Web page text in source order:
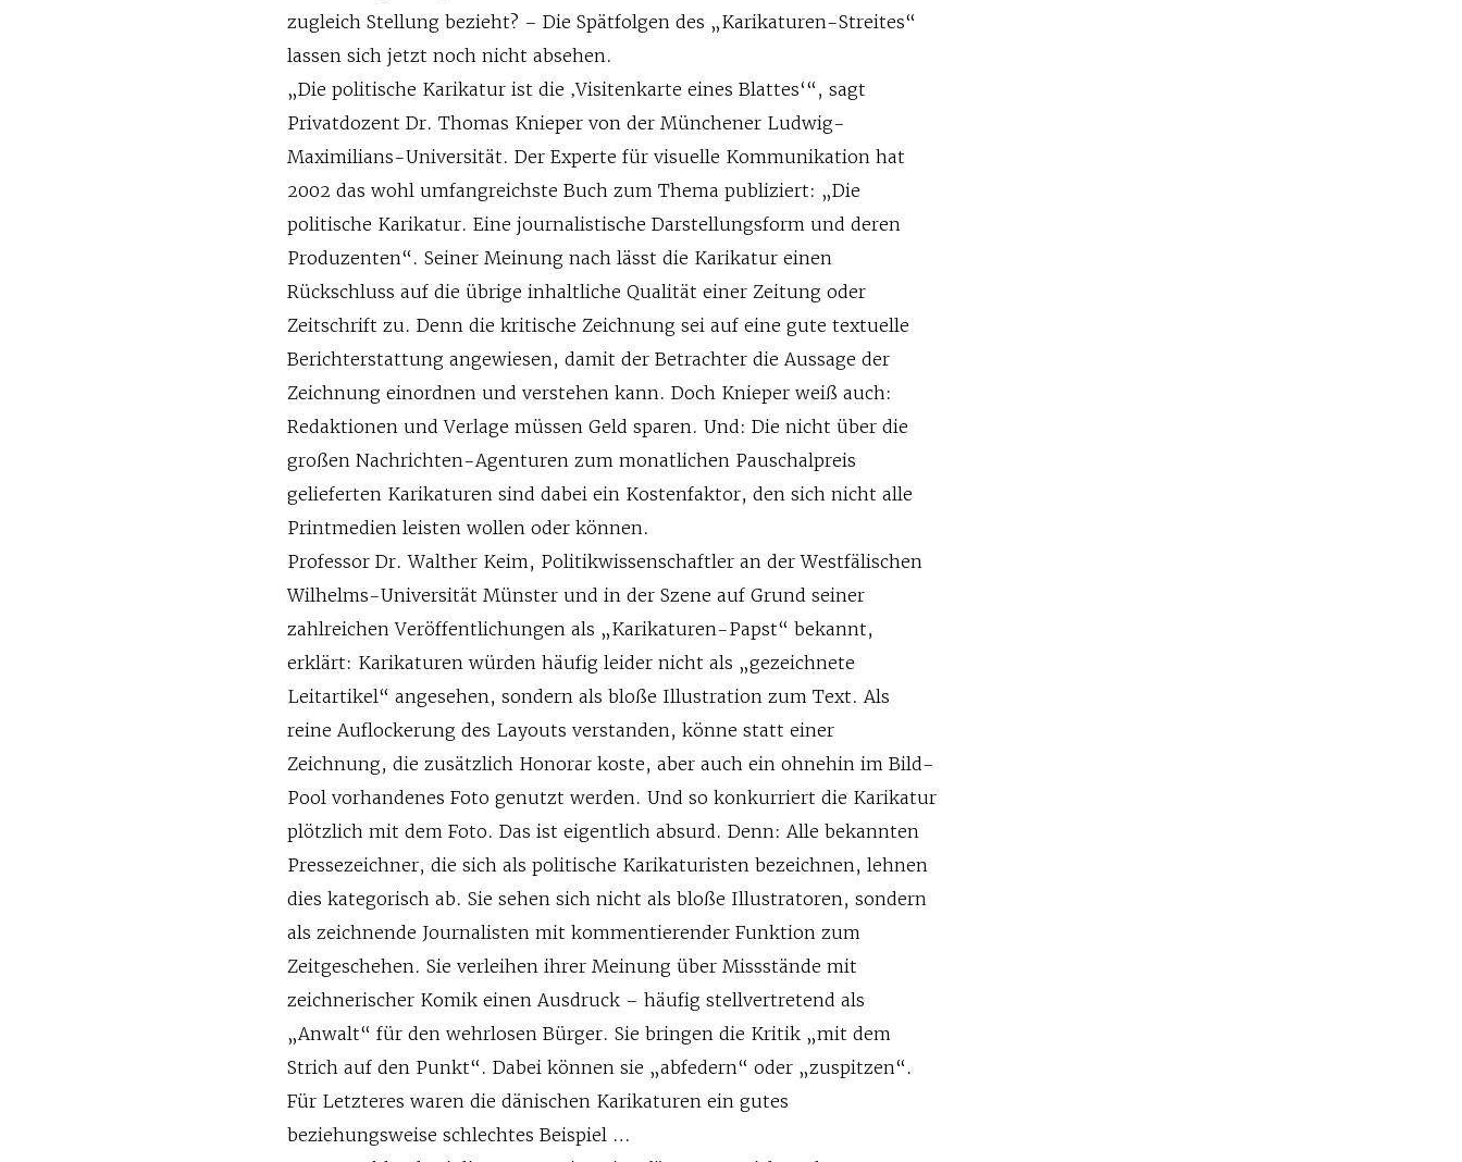
zugleich Stellung bezieht? – Die Spätfolgen des „Karikaturen-Streites“
lassen sich jetzt noch nicht absehen.
„Die politische Karikatur ist die ‚Visitenkarte eines Blattes‘“, sagt
Privatdozent Dr. Thomas Knieper von der Münchener Ludwig-
Maximilians-Universität. Der Experte für visuelle Kommunikation hat
2002 das wohl umfangreichste Buch zum Thema publiziert: „Die
politische Karikatur. Eine journalistische Darstellungsform und deren
Produzenten“. Seiner Meinung nach lässt die Karikatur einen
Rückschluss auf die übrige inhaltliche Qualität einer Zeitung oder
Zeitschrift zu. Denn die kritische Zeichnung sei auf eine gute textuelle
Berichterstattung angewiesen, damit der Betrachter die Aussage der
Zeichnung einordnen und verstehen kann. Doch Knieper weiß auch:
Redaktionen und Verlage müssen Geld sparen. Und: Die nicht über die
großen Nachrichten-Agenturen zum monatlichen Pauschalpreis
gelieferten ­Karikaturen sind dabei ein Kostenfaktor, den sich nicht alle
Printmedien leisten wollen oder können.
Professor Dr. Walther Keim, Politikwissenschaftler an der Westfälischen
Wilhelms-Universität Münster und in der ­Szene auf Grund seiner
zahlreichen Ver­öffentlichungen als „Karikaturen-Papst“ bekannt,
erklärt: Karikaturen würden häufig leider nicht als „gezeichnete
Leitartikel“ angesehen, sondern als bloße Illustration zum Text. Als
reine Auflockerung des Layouts verstanden, könne statt einer
Zeichnung, die zusätzlich Honorar koste, aber auch ein ohnehin im Bild-
Pool vorhandenes Foto genutzt werden. Und so konkurriert die Karikatur
plötzlich mit dem Foto. Das ist eigentlich absurd. Denn: Alle bekannten
Pressezeichner, die sich als politische Karikaturisten bezeichnen, lehnen
dies kategorisch ab. Sie sehen sich nicht als bloße Illustratoren, sondern
als zeichnende Journalisten mit kommentierender Funktion zum
Zeitgeschehen. Sie verleihen ihrer Meinung über Missstände mit
zeichnerischer Komik einen Ausdruck – häufig stellvertretend als
„Anwalt“ für den wehrlosen Bürger. Sie bringen die Kritik „mit dem
Strich auf den Punkt“. Dabei können sie „abfedern“ oder „zuspitzen“.
Für Letzteres waren die dänischen Karikaturen ein gutes
beziehungsweise schlechtes Beispiel …